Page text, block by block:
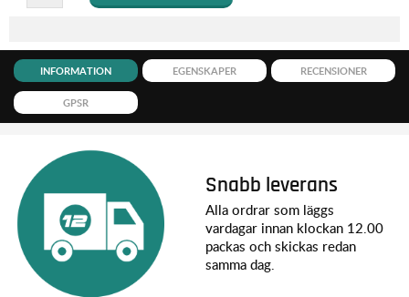
INFORMATION EGENSKAPER RECENSIONER
GPSR
Snabb leverans
Alla ordrar som läggs
vardagar innan klockan 12.00
packas och skickas redan
samma dag.